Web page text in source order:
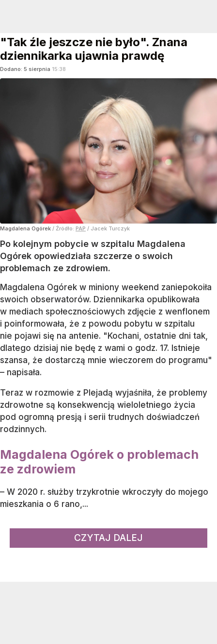
"Tak źle jeszcze nie było". Znana
dziennikarka ujawnia prawdę
Dodano: 5 sierpnia 15:38
Magdalena Ogórek / Źródło: PAP / Jacek Turczyk
Po kolejnym pobycie w szpitalu Magdalena
Ogórek opowiedziała szczerze o swoich
problemach ze zdrowiem.
Magdalena Ogórek w miniony weekend zaniepokoiła
swoich obserwatorów. Dziennikarka opublikowała
w mediach społecznościowych zdjęcie z wenflonem
i poinformowała, że z powodu pobytu w szpitalu
nie pojawi się na antenie. "Kochani, ostatnie dni tak,
dlatego dzisiaj nie będę z wami o godz. 17. Istnieje
szansa, że dostarczą mnie wieczorem do programu"
– napisała.
Teraz w rozmowie z Plejadą wyjaśniła, że problemy
zdrowotne są konsekwencją wieloletniego życia
pod ogromną presją i serii trudnych doświadczeń
rodzinnych.
Magdalena Ogórek o problemach
ze zdrowiem
– W 2020 r. służby trzykrotnie wkroczyły do mojego
mieszkania o 6 rano,...
CZYTAJ DALEJ